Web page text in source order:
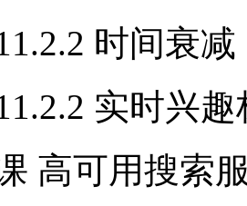
时间衰减
实时兴趣
高可用搜索